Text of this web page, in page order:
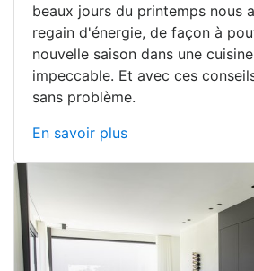
beaux jours du printemps nous
regain d'énergie, de façon à
nouvelle saison dans une
impeccable. Et avec ces
sans problème.
En savoir plus